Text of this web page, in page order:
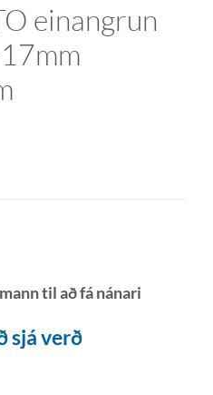
einangrun
til að fá nánari
sjá verð